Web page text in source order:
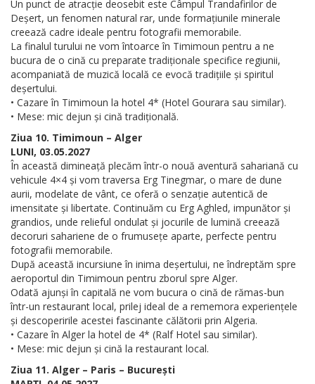
Un punct de atracție deosebit este Câmpul Trandafirilor de
Deșert, un fenomen natural rar, unde formațiunile minerale
creează cadre ideale pentru fotografii memorabile.
La finalul turului ne vom întoarce în Timimoun pentru a ne
bucura de o cină cu preparate tradiționale specifice regiunii,
acompaniată de muzică locală ce evocă tradițiile și spiritul
deșertului.
• Cazare în Timimoun la hotel 4* (Hotel Gourara sau similar).
• Mese: mic dejun și cină tradițională.
Ziua 10. Timimoun – Alger
LUNI, 03.05.2027
În această dimineață plecăm într-o nouă aventură sahariană cu
vehicule 4×4 și vom traversa Erg Tinegmar, o mare de dune
aurii, modelate de vânt, ce oferă o senzație autentică de
imensitate și libertate. Continuăm cu Erg Aghled, impunător și
grandios, unde relieful ondulat și jocurile de lumină creează
decoruri sahariene de o frumusețe aparte, perfecte pentru
fotografii memorabile.
După această incursiune în inima deșertului, ne îndreptăm spre
aeroportul din Timimoun pentru zborul spre Alger.
Odată ajunși în capitală ne vom bucura o cină de rămas-bun
într-un restaurant local, prilej ideal de a rememora experiențele
și descoperirile acestei fascinante călătorii prin Algeria.
• Cazare în Alger la hotel de 4* (Ralf Hotel sau similar).
• Mese: mic dejun și cină la restaurant local.
Ziua 11. Alger – Paris – București